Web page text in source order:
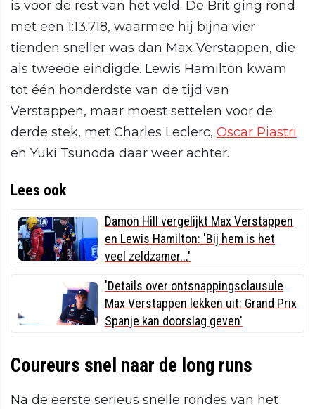
is voor de rest van het veld. De Brit ging rond
met een 1:13.718, waarmee hij bijna vier
tienden sneller was dan Max Verstappen, die
als tweede eindigde. Lewis Hamilton kwam
tot één honderdste van de tijd van
Verstappen, maar moest settelen voor de
derde stek, met Charles Leclerc, Oscar Piastri
en Yuki Tsunoda daar weer achter.
Lees ook
Damon Hill vergelijkt Max Verstappen
en Lewis Hamilton: 'Bij hem is het
veel zeldzamer...'
'Details over ontsnappingsclausule
Max Verstappen lekken uit: Grand Prix
Spanje kan doorslag geven'
Coureurs snel naar de long runs
Na de eerste serieus snelle rondes van het